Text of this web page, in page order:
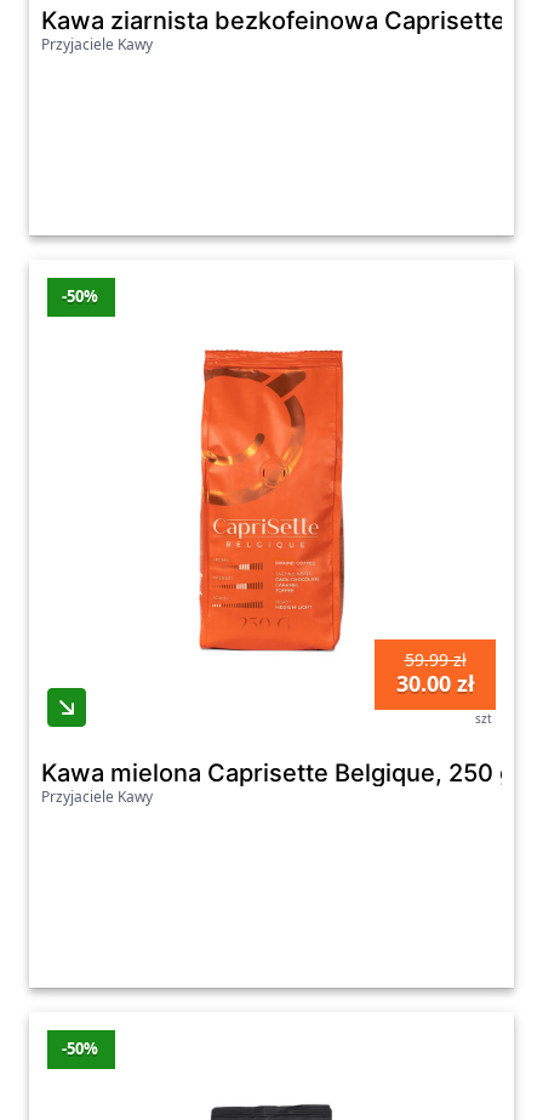
Kawa ziarnista bezkofeinowa Caprisette
Przyjaciele Kawy
-50%
59.99 zł
30.00 zł
szt
Kawa mielona Caprisette Belgique, 250 g
Przyjaciele Kawy
-50%